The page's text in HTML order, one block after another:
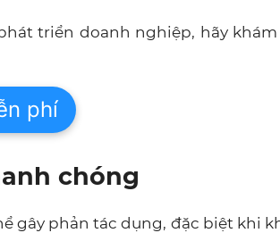
triển doanh nghiệp, hãy
phí
chóng
gây phản tác dụng, đặc biệt khi